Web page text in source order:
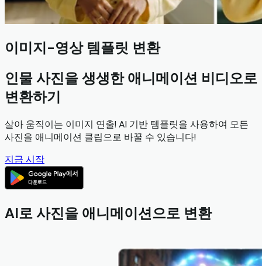
이미지-영상 템플릿 변환
인물 사진을 생생한 애니메이션 비디오로
변환하기
살아 움직이는 이미지 연출! AI 기반 템플릿을 사용하여 모든
사진을 애니메이션 클립으로 바꿀 수 있습니다!
지금 시작
AI로 사진을 애니메이션으로 변환